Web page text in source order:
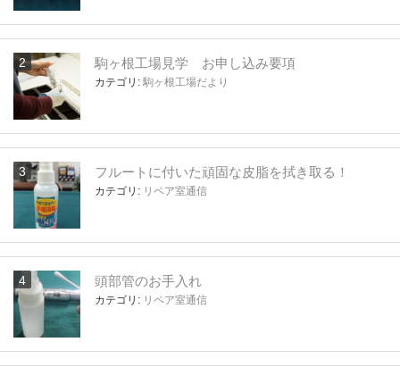
駒ヶ根工場見学 お申し込み要項
カテゴリ: 駒ヶ根工場だより
フルートに付いた頑固な皮脂を拭き取る！
カテゴリ: リペア室通信
頭部管のお手入れ
カテゴリ: リペア室通信